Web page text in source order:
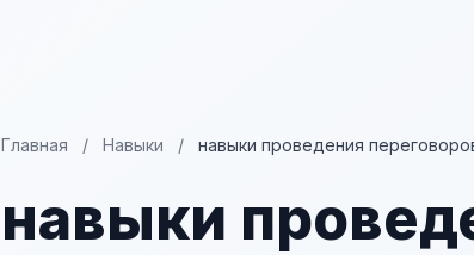
Главная / Навыки / навыки проведения
навыки